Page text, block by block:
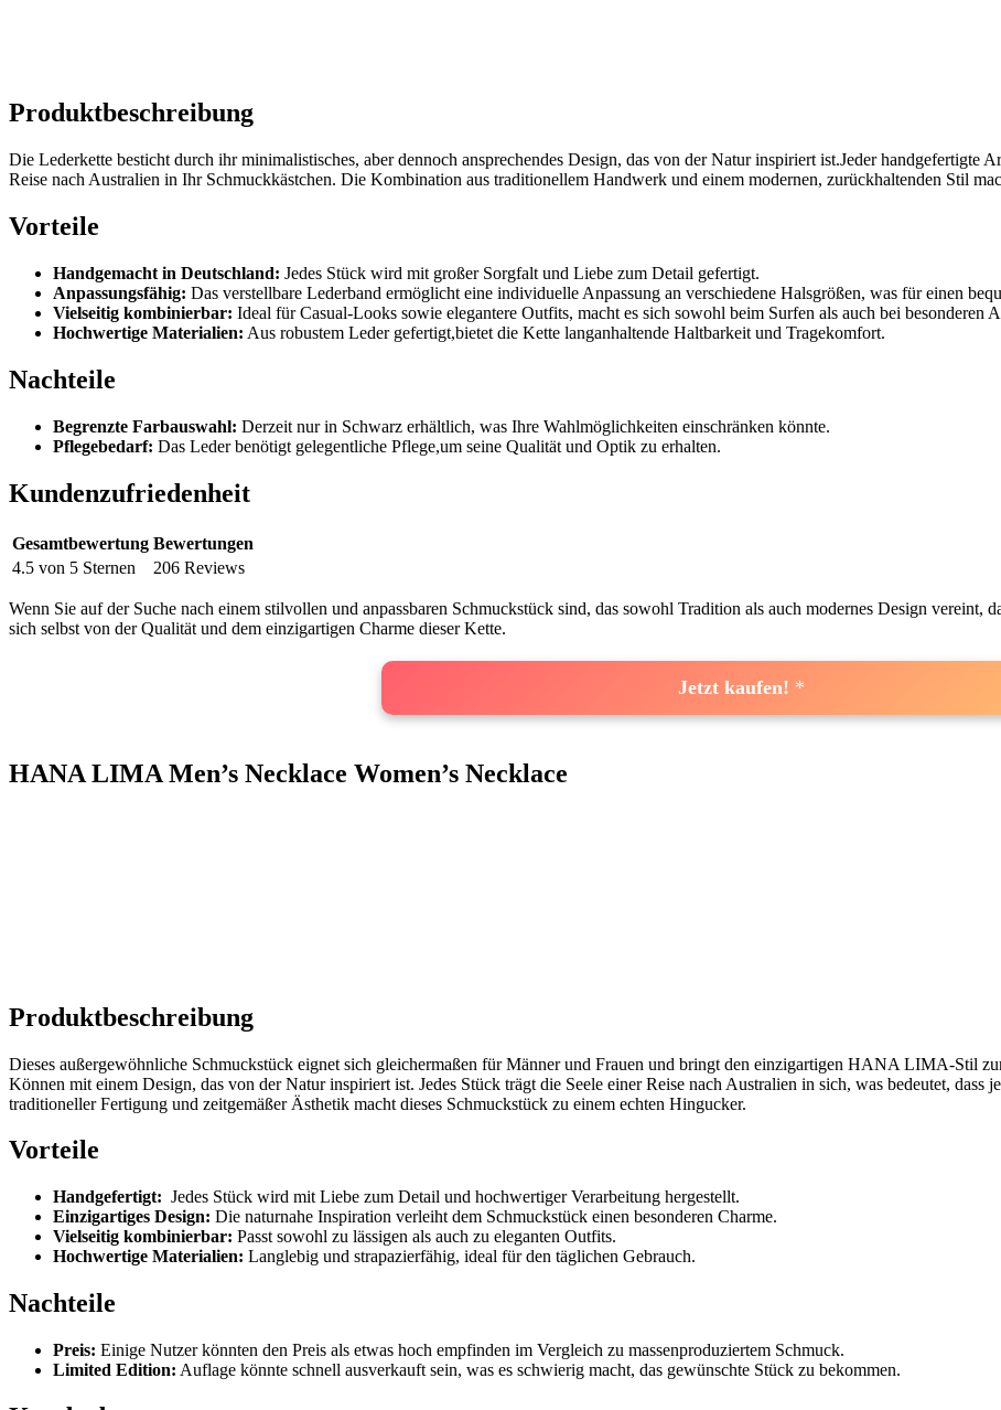
Produktbeschreibung
Die ‌Lederkette ⁢besticht durch ihr minimalistisches, aber dennoch ansprechendes Design, das ‌von der Natur inspiriert ist.Jeder handgefertigte
Reise nach Australien in Ihr Schmuckkästchen. Die⁤ Kombination aus⁣ traditionellem Handwerk und einem modernen,⁤ zurückhaltenden Stil
Vorteile
Handgemacht in Deutschland: ⁤Jedes‌ Stück‌ wird mit großer Sorgfalt und Liebe zum Detail gefertigt.
Anpassungsfähig: Das verstellbare Lederband ermöglicht eine individuelle Anpassung an verschiedene Halsgrößen, was ‌für einen
Vielseitig kombinierbar: Ideal für Casual-Looks sowie elegantere Outfits, ⁣macht es sich sowohl beim Surfen als auch bei besonderen‍
Hochwertige​ Materialien: Aus robustem ‌Leder gefertigt,bietet die Kette langanhaltende Haltbarkeit und Tragekomfort.
Nachteile
Begrenzte Farbauswahl: Derzeit nur in Schwarz erhältlich, was Ihre Wahlmöglichkeiten einschränken könnte.
Pflegebedarf: Das Leder ​benötigt gelegentliche Pflege,um‍ seine Qualität und ⁢Optik zu erhalten.
Kundenzufriedenheit
Gesamtbewertung Bewertungen
4.5 ‌von ‌5 Sternen
206 Reviews
Wenn Sie auf der Suche nach einem stilvollen und anpassbaren ⁣Schmuckstück sind, das⁤ sowohl Tradition als auch modernes Design vereint,‍
sich selbst von der Qualität und dem einzigartigen Charme ⁢dieser Kette.
Jetzt kaufen!
HANA ‍LIMA Men’s ​Necklace Women’s Necklace
Produktbeschreibung
Dieses‌ außergewöhnliche Schmuckstück​ eignet sich gleichermaßen für​ Männer und Frauen und bringt den einzigartigen ⁤HANA LIMA-Stil
‍Können mit einem Design, das von der Natur inspiriert ist. Jedes Stück trägt​ die ⁢Seele einer⁢ Reise nach Australien in sich, was bedeutet,
traditioneller Fertigung und zeitgemäßer Ästhetik​ macht dieses Schmuckstück zu einem ‍echten Hingucker.
Vorteile
Handgefertigt: ⁤ Jedes Stück ‍wird mit Liebe ⁢zum Detail und hochwertiger ⁤Verarbeitung hergestellt.
Einzigartiges Design: Die naturnahe Inspiration verleiht ‌dem Schmuckstück einen besonderen Charme.
Vielseitig kombinierbar: Passt sowohl zu lässigen als auch zu eleganten Outfits.
Hochwertige ⁢Materialien: Langlebig und strapazierfähig, ideal für den täglichen Gebrauch.
Nachteile
Preis: Einige Nutzer könnten den Preis als etwas hoch empfinden im Vergleich​ zu massenproduziertem Schmuck.
Limited Edition: Auflage könnte⁢ schnell ausverkauft sein, was es⁤ schwierig macht, das ‍gewünschte Stück zu bekommen.